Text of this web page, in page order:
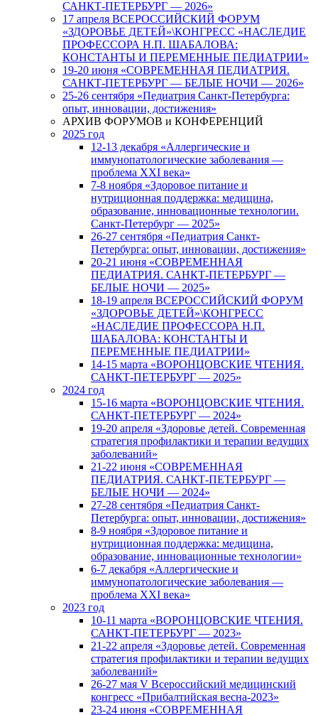
САНКТ-ПЕТЕРБУРГ — 2026»
17 апреля ВСЕРОССИЙСКИЙ ФОРУМ
«ЗДОРОВЬЕ ДЕТЕЙ»\КОНГРЕСС «НАСЛЕДИЕ
ПРОФЕССОРА Н.П. ШАБАЛОВА:
КОНСТАНТЫ И ПЕРЕМЕННЫЕ ПЕДИАТРИИ»
19-20 июня «СОВРЕМЕННАЯ ПЕДИАТРИЯ.
САНКТ-ПЕТЕРБУРГ — БЕЛЫЕ НОЧИ — 2026»
25-26 сентября «Педиатрия Санкт-Петербурга:
опыт, инновации, достижения»
АРХИВ ФОРУМОВ и КОНФЕРЕНЦИЙ
2025 год
12-13 декабря «Аллергические и
иммунопатологические заболевания —
проблема XXI века»
7-8 ноября «Здоровое питание и
нутриционная поддержка: медицина,
образование, инновационные технологии.
Санкт-Петербург — 2025»
26-27 сентября «Педиатрия Санкт-
Петербурга: опыт, инновации, достижения»
20-21 июня «СОВРЕМЕННАЯ
ПЕДИАТРИЯ. САНКТ-ПЕТЕРБУРГ —
БЕЛЫЕ НОЧИ — 2025»
18-19 апреля ВСЕРОССИЙСКИЙ ФОРУМ
«ЗДОРОВЬЕ ДЕТЕЙ»\КОНГРЕСС
«НАСЛЕДИЕ ПРОФЕССОРА Н.П.
ШАБАЛОВА: КОНСТАНТЫ И
ПЕРЕМЕННЫЕ ПЕДИАТРИИ»
14-15 марта «ВОРОНЦОВСКИЕ ЧТЕНИЯ.
САНКТ-ПЕТЕРБУРГ — 2025»
2024 год
15-16 марта «ВОРОНЦОВСКИЕ ЧТЕНИЯ.
САНКТ-ПЕТЕРБУРГ — 2024»
19-20 апреля «Здоровье детей. Современная
стратегия профилактики и терапии ведущих
заболеваний»
21-22 июня «СОВРЕМЕННАЯ
ПЕДИАТРИЯ. САНКТ-ПЕТЕРБУРГ —
БЕЛЫЕ НОЧИ — 2024»
27-28 сентября «Педиатрия Санкт-
Петербурга: опыт, инновации, достижения»
8-9 ноября «Здоровое питание и
нутриционная поддержка: медицина,
образование, инновационные технологии»
6-7 декабря «Аллергические и
иммунопатологические заболевания —
проблема XXI века»
2023 год
10-11 марта «ВОРОНЦОВСКИЕ ЧТЕНИЯ.
САНКТ-ПЕТЕРБУРГ — 2023»
21-22 апреля «Здоровье детей. Современная
стратегия профилактики и терапии ведущих
заболеваний»
26-27 мая V Всероссийский медицинский
конгресс «Прибалтийская весна-2023»
23-24 июня «СОВРЕМЕННАЯ